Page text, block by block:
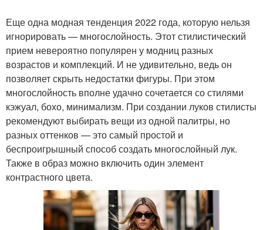
Еще одна модная тенденция 2022 года, которую нельзя
игнорировать — многослойность. Этот стилистический
прием невероятно популярен у модниц разных
возрастов и комплекций. И не удивительно, ведь он
позволяет скрыть недостатки фигуры. При этом
многослойность вполне удачно сочетается со стилями
кэжуал, бохо, минимализм. При создании луков стилисты
рекомендуют выбирать вещи из одной палитры, но
разных оттенков — это самый простой и
беспроигрышный способ создать многослойный лук.
Также в образ можно включить один элемент
контрастного цвета.